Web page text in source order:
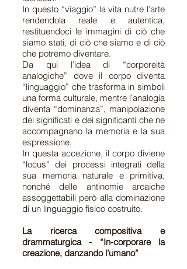
In questo “viaggio” la vita nutre l’arte
rendendola reale e autentica,
restituendoci le immagini di ciò che
siamo stati, di ciò che siamo e di ciò
che potremo diventare.
Da qui l’idea di “corporeità
analogiche” dove il corpo diventa
“linguaggio” che trasforma in simboli
una forma culturale, mentre l’analogia
diventa “dominanza”, manipolazione
dei significati e dei significanti che ne
accompagnano la memoria e la sua
espressione.
In questa accezione, il corpo diviene
“locus” dei processi integrati della
sua memoria naturale e primitiva,
nonché delle antinomie arcaiche
assoggettabili però alla dominazione
di un linguaggio fisico costruito.
La ricerca compositiva e
drammaturgica - “In-corporare la
creazione, danzando l’umano”